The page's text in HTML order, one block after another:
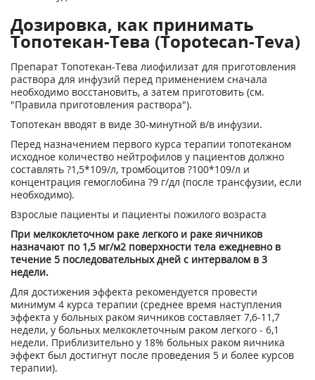
Дозировка, как принимать
Топотекан-Тева (Topotecan-Teva)
Препарат Топотекан-Тева лиофилизат для приготовления
раствора для инфузий перед применением сначала
необходимо восстановить, а затем приготовить (см.
"Правила приготовления раствора").
Топотекан вводят в виде 30-минутной в/в инфузии.
Перед назначением первого курса терапии топотеканом
исходное количество нейтрофилов у пациентов должно
составлять ?1,5*109/л, тромбоцитов ?100*109/л и
концентрация гемоглобина ?9 г/дл (после трансфузии, если
необходимо).
Взрослые пациенты и пациенты пожилого возраста
При мелкоклеточном раке легкого и раке яичников
назначают по 1,5 мг/м2 поверхности тела ежедневно в
течение 5 последовательных дней с интервалом в 3
недели.
Для достижения эффекта рекомендуется провести
минимум 4 курса терапии (среднее время наступления
эффекта у больных раком яичников составляет 7,6-11,7
недели, у больных мелкоклеточным раком легкого - 6,1
недели. Приблизительно у 18% больных раком яичника
эффект был достигнут после проведения 5 и более курсов
терапии).